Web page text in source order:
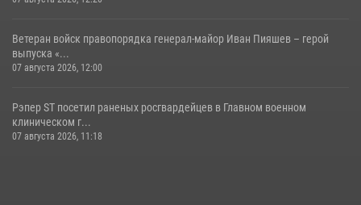
Ветеран войск правопорядка генерал-майор Иван Пияшев – герой
выпуска «...
07 августа 2026, 12:00
Рэпер ST посетил раненых росгвардейцев в Главном военном
клиническом г...
07 августа 2026, 11:18